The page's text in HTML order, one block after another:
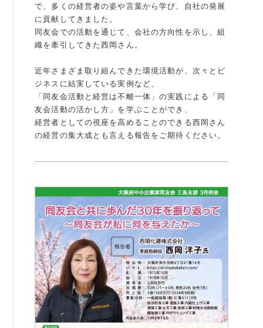
同友会の地域づくり
障がい者雇用
事務局のご案内
で、多くの経営者の姿や言葉から学び、自社の発展
に貢献してきました。
同友会での活動を通じて、会社の方向性を示し、組
織を牽引してきた西岡さん。
近年さまざま取り組んできた環境活動が、次々とビ
ジネスに結実している実例など、
「同友会活動と経営は不離一体」の実践による「同
友会活動の活かし方」を学ぶことができ、
経営者としての視座を高めることのできる西岡さん
の経営の集大成とも言える報告をご期待ください。